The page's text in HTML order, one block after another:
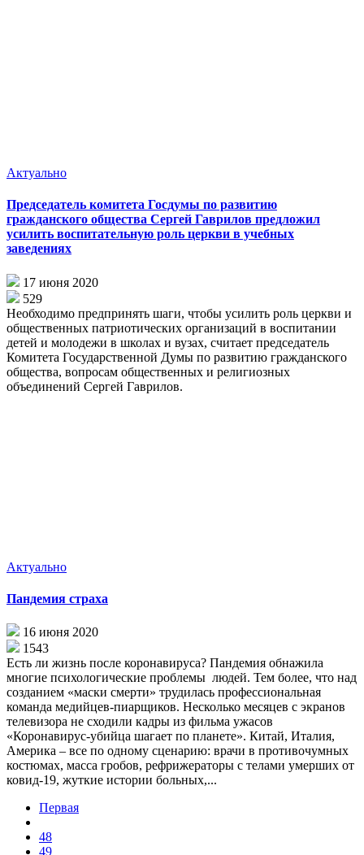
Актуально
Председатель комитета Госдумы по развитию
гражданского общества Сергей Гаврилов предложил
усилить воспитательную роль церкви в учебных
заведениях
17 июня 2020
529
Необходимо предпринять шаги, чтобы усилить роль церкви и
общественных патриотических организаций в воспитании
детей и молодежи в школах и вузах, считает председатель
Комитета Государственной Думы по развитию гражданского
общества, вопросам общественных и религиозных
объединений Сергей Гаврилов.
Актуально
Пандемия страха
16 июня 2020
1543
Есть ли жизнь после коронавируса? Пандемия обнажила
многие психологические проблемы людей. Тем более, что над
созданием «маски смерти» трудилась профессиональная
команда медийцев-пиарщиков. Несколько месяцев с экранов
телевизора не сходили кадры из фильма ужасов
«Коронавирус-убийца шагает по планете». Китай, Италия,
Америка – все по одному сценарию: врачи в противочумных
костюмах, масса гробов, рефрижераторы с телами умерших от
ковид-19, жуткие истории больных,...
Первая
48
49